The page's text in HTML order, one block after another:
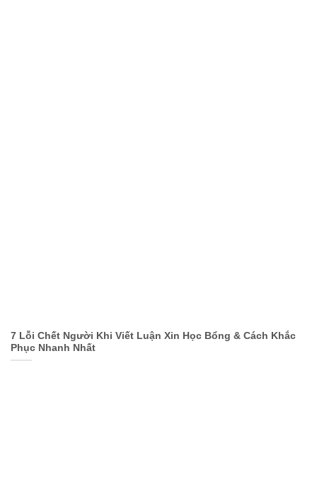
7 Lỗi Chết Người Khi Viết Luận Xin Học Bổng & Cách Khắc
Phục Nhanh Nhất